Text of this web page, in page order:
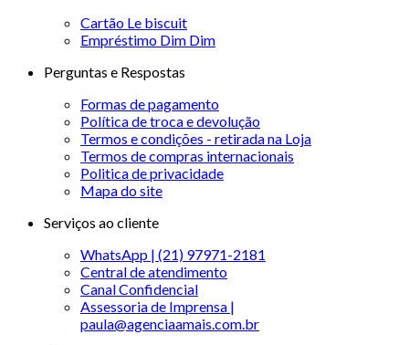
Cartão Le biscuit
Empréstimo Dim Dim
Perguntas e Respostas
Formas de pagamento
Política de troca e devolução
Termos e condições - retirada na Loja
Termos de compras internacionais
Politica de privacidade
Mapa do site
Serviços ao cliente
WhatsApp | (21) 97971-2181
Central de atendimento
Canal Confidencial
Assessoria de Imprensa |
paula@agenciaamais.com.br